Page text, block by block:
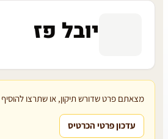
יובל פז
מצאתם פרט שדורש תיקון, או שתרצו להוסיף
עדכון פרטי הכרטיס